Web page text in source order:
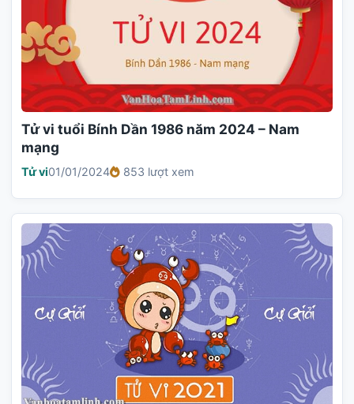
Tử vi tuổi Bính Dần 1986 năm 2024 – Nam
mạng
Tử vi01/01/2024 853 lượt xem